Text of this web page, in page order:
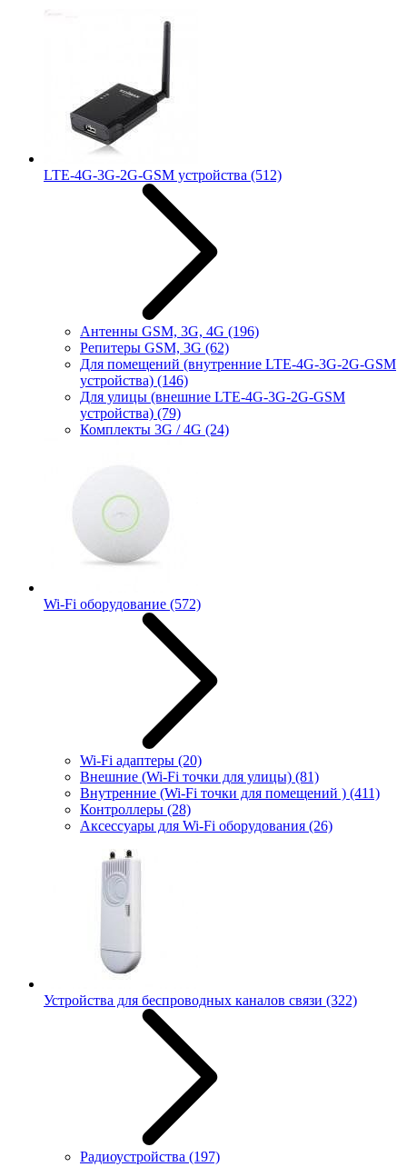
LTE-4G-3G-2G-GSM устройства (512)
Антенны GSM, 3G, 4G (196)
Репитеры GSM, 3G (62)
Для помещений (внутренние LTE-4G-3G-2G-GSM
устройства) (146)
Для улицы (внешние LTE-4G-3G-2G-GSM
устройства) (79)
Комплекты 3G / 4G (24)
Wi-Fi оборудование (572)
Wi-Fi адаптеры (20)
Внешние (Wi-Fi точки для улицы) (81)
Внутренние (Wi-Fi точки для помещений ) (411)
Контроллеры (28)
Аксессуары для Wi-Fi оборудования (26)
Устройства для беспроводных каналов связи (322)
Радиоустройства (197)